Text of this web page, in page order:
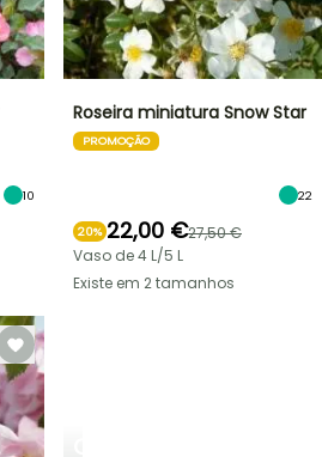
10
Roseira miniatura Snow Star
PROMOÇÃO
22
20% 22,00 €27,50 €
Vaso de 4 L/5 L
Existe em 2 tamanhos